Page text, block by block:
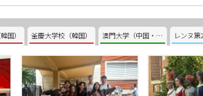
国） 釜慶大学校（韓国） 澳門大学（中国・澳門）